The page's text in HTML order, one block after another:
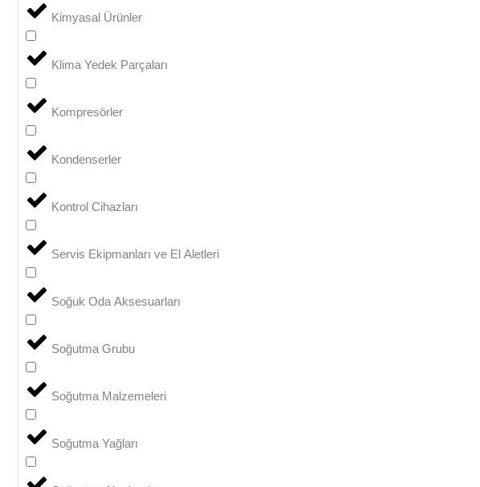
Kimyasal Ürünler
Klima Yedek Parçaları
Kompresörler
Kondenserler
Kontrol Cihazları
Servis Ekipmanları ve El Aletleri
Soğuk Oda Aksesuarları
Soğutma Grubu
Soğutma Malzemeleri
Soğutma Yağları